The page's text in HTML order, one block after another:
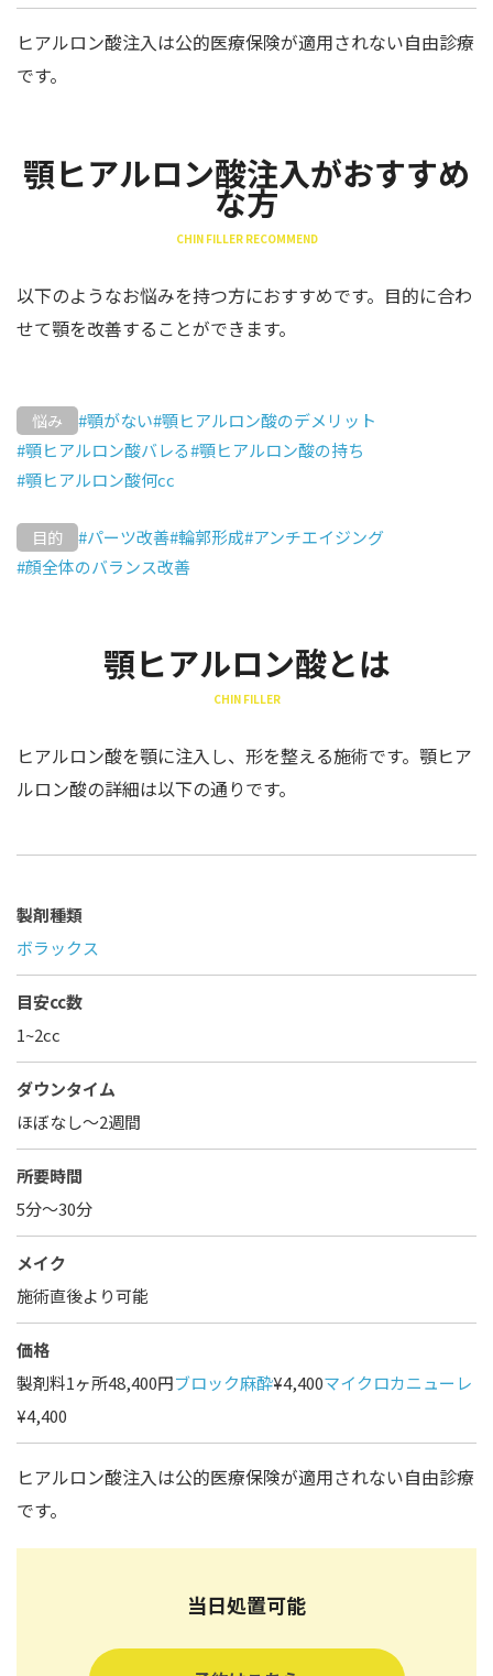
ヒアルロン酸注入は公的医療保険が適用されない自由診療
です。
顎ヒアルロン酸注入がおすすめ
な方
CHIN FILLER RECOMMEND
以下のようなお悩みを持つ方におすすめです。目的に合わ
せて顎を改善することができます。
悩み #顎がない#顎ヒアルロン酸のデメリット
#顎ヒアルロン酸バレる#顎ヒアルロン酸の持ち
#顎ヒアルロン酸何cc
目的 #パーツ改善#輪郭形成#アンチエイジング
#顔全体のバランス改善
顎ヒアルロン酸とは
CHIN FILLER
ヒアルロン酸を顎に注入し、形を整える施術です。顎ヒア
ルロン酸の詳細は以下の通りです。
製剤種類
ボラックス
目安cc数
1~2cc
ダウンタイム
ほぼなし〜2週間
所要時間
5分～30分
メイク
施術直後より可能
価格
製剤料1ヶ所48,400円ブロック麻酔¥4,400マイクロカニューレ
¥4,400
ヒアルロン酸注入は公的医療保険が適用されない自由診療
です。
当日処置可能